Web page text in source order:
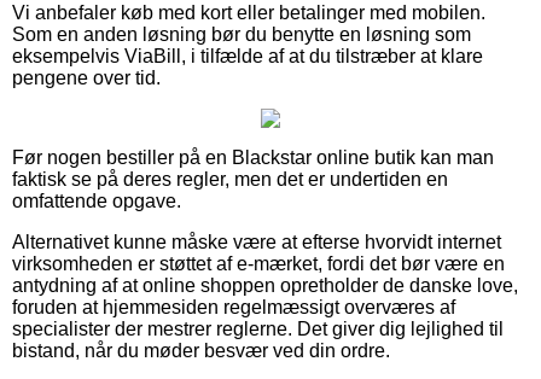
Vi anbefaler køb med kort eller betalinger med mobilen.
Som en anden løsning bør du benytte en løsning som
eksempelvis ViaBill, i tilfælde af at du tilstræber at klare
pengene over tid.
Før nogen bestiller på en Blackstar online butik kan man
faktisk se på deres regler, men det er undertiden en
omfattende opgave.
Alternativet kunne måske være at efterse hvorvidt internet
virksomheden er støttet af e-mærket, fordi det bør være en
antydning af at online shoppen opretholder de danske love,
foruden at hjemmesiden regelmæssigt overværes af
specialister der mestrer reglerne. Det giver dig lejlighed til
bistand, når du møder besvær ved din ordre.